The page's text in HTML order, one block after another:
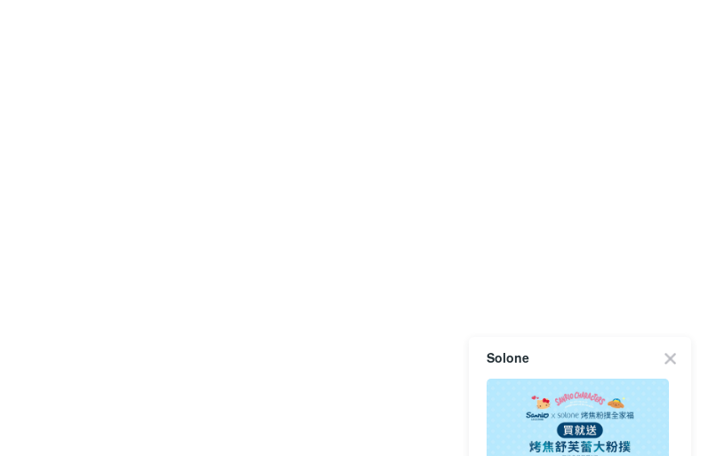
Solone